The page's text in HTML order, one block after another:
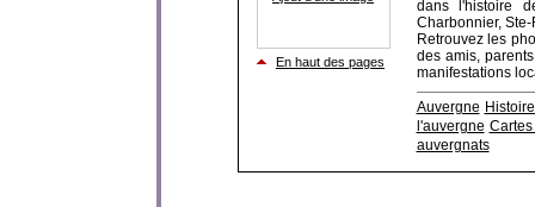
En haut des pages
dans l'histoire
Charbonnier,
Retrouvez les
des amis,
manifestations
Auvergne
l'auvergne
auvergnats